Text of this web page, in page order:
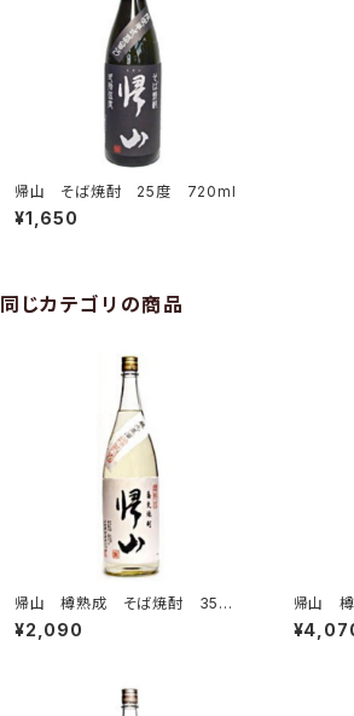
帰山 そば焼酎 25度 720ml
¥1,650
同じカテゴリの商品
帰山 樽熟成 そば焼酎 35
度 720ml
¥2,090
帰山
度